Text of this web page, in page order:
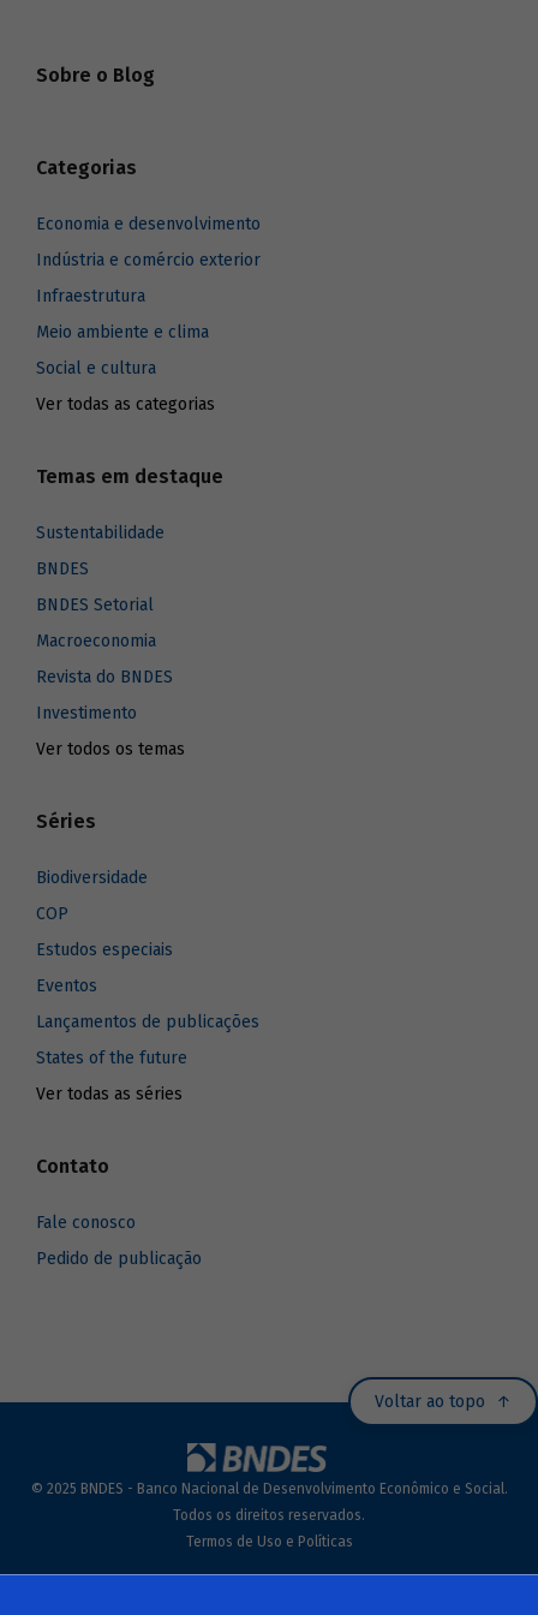
Sobre o Blog
Categorias
Economia e desenvolvimento
Indústria e comércio exterior
Infraestrutura
Meio ambiente e clima
Social e cultura
Ver todas as categorias
Temas em destaque
Sustentabilidade
BNDES
BNDES Setorial
Macroeconomia
Revista do BNDES
Investimento
Ver todos os temas
Séries
Biodiversidade
COP
Estudos especiais
Eventos
Lançamentos de publicações
States of the future
Ver todas as séries
Contato
Fale conosco
Pedido de publicação
Voltar ao topo
© 2025 BNDES - Banco Nacional de Desenvolvimento Econômico e Social.
Todos os direitos reservados.
Termos de Uso e Políticas